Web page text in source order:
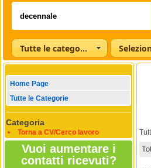
Tutte le categorie
Home Page
Tutte le Categorie
Categoria
Torna a CV/Cerco lavoro
Vuoi aumentare i
contatti ricevuti?